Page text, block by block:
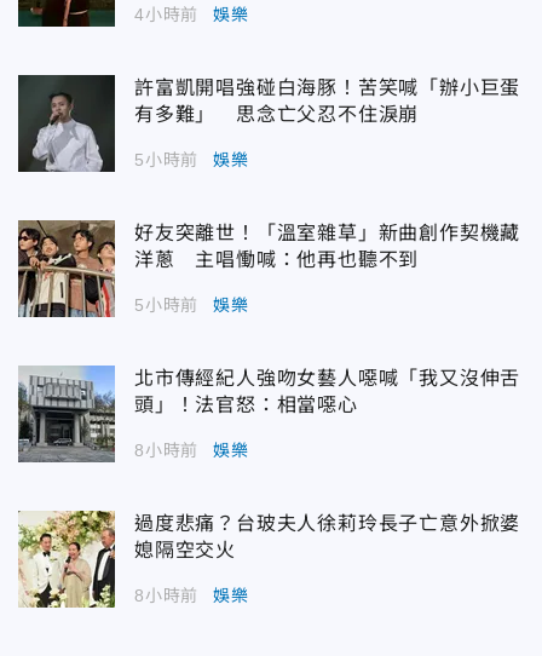
4小時前 娛樂
許富凱開唱強碰白海豚！苦笑喊「辦小巨蛋
有多難」 思念亡父忍不住淚崩
5小時前 娛樂
好友突離世！「溫室雜草」新曲創作契機藏
洋蔥 主唱慟喊：他再也聽不到
5小時前 娛樂
北市傳經紀人強吻女藝人噁喊「我又沒伸舌
頭」！法官怒：相當噁心
8小時前 娛樂
過度悲痛？台玻夫人徐莉玲長子亡意外掀婆
媳隔空交火
8小時前 娛樂